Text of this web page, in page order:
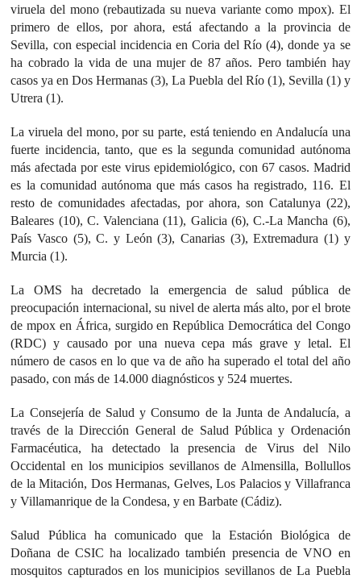
viruela del mono (rebautizada su nueva variante como mpox). El
primero de ellos, por ahora, está afectando a la provincia de
Sevilla, con especial incidencia en Coria del Río (4), donde ya se
ha cobrado la vida de una mujer de 87 años. Pero también hay
casos ya en Dos Hermanas (3), La Puebla del Río (1), Sevilla (1) y
Utrera (1).
La viruela del mono, por su parte, está teniendo en Andalucía una
fuerte incidencia, tanto, que es la segunda comunidad autónoma
más afectada por este virus epidemiológico, con 67 casos. Madrid
es la comunidad autónoma que más casos ha registrado, 116. El
resto de comunidades afectadas, por ahora, son Catalunya (22),
Baleares (10), C. Valenciana (11), Galicia (6), C.-La Mancha (6),
País Vasco (5), C. y León (3), Canarias (3), Extremadura (1) y
Murcia (1).
La OMS ha decretado la emergencia de salud pública de
preocupación internacional, su nivel de alerta más alto, por el brote
de mpox en África, surgido en República Democrática del Congo
(RDC) y causado por una nueva cepa más grave y letal. El
número de casos en lo que va de año ha superado el total del año
pasado, con más de 14.000 diagnósticos y 524 muertes.
La Consejería de Salud y Consumo de la Junta de Andalucía, a
través de la Dirección General de Salud Pública y Ordenación
Farmacéutica, ha detectado la presencia de Virus del Nilo
Occidental en los municipios sevillanos de Almensilla, Bollullos
de la Mitación, Dos Hermanas, Gelves, Los Palacios y Villafranca
y Villamanrique de la Condesa, y en Barbate (Cádiz).
Salud Pública ha comunicado que la Estación Biológica de
Doñana de CSIC ha localizado también presencia de VNO en
mosquitos capturados en los municipios sevillanos de La Puebla